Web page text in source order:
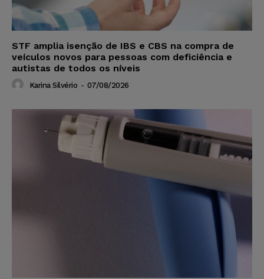
STF amplia isenção de IBS e CBS na compra de
veículos novos para pessoas com deficiência e
autistas de todos os níveis
Karina Silvério - 07/08/2026